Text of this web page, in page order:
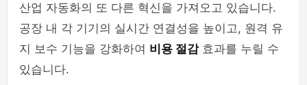
산업 자동화의 또 다른 혁신을 가져오고 있습니다.
공장 내 각 기기의 실시간 연결성을 높이고, 원격 유
지 보수 기능을 강화하여 비용 절감효과를 누릴 수
있습니다.